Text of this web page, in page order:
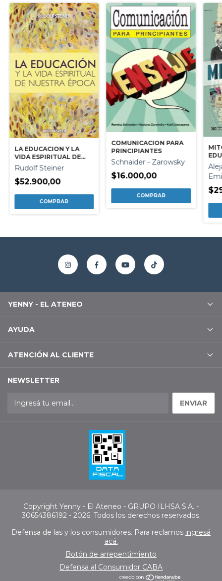
LA EDUCACION Y LA
VIDA ESPIRITUAL DE
NUESTRA EPOCA
Rudolf Steiner
$52.900,00
COMUNICACION PARA
PRINCIPIANTES
Schnaider - Zarowsky
$16.000,00
YENNY - EL ATENEO
AYUDA
ATENCIÓN AL CLIENTE
NEWSLETTER
Copyright Yenny - El Ateneo - GRUPO ILHSA S.A. -
30654386192 - 2026. Todos los derechos reservados.
Defensa de las y los consumidores. Para reclamos ingresá
acá.
Botón de arrepentimiento
Defensa al Consumidor CABA